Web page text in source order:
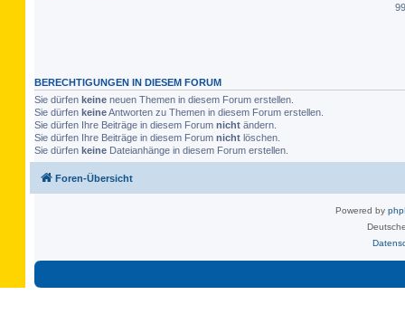
BERECHTIGUNGEN IN DIESEM FORUM
Sie dürfen keine neuen Themen in diesem Forum erstellen.
Sie dürfen keineAntworten zu Themen in diesem Forum erstellen.
Sie dürfen Ihre Beiträge in diesem Forum nicht ändern.
Sie dürfen Ihre Beiträge in diesem Forum nicht löschen.
Sie dürfen keine Dateianhänge in diesem Forum erstellen.
Foren-Übersicht
Powered by